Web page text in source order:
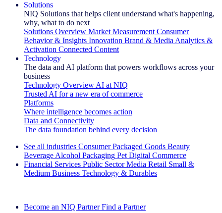
Solutions
NIQ Solutions that helps client understand what's happening,
why, what to do next
Solutions Overview Market Measurement Consumer
Behavior & Insights Innovation Brand & Media Analytics &
Activation Connected Content
Technology
The data and AI platform that powers workflows across your
business
Technology Overview AI at NIQ
Trusted AI for a new era of commerce
Platforms
Where intelligence becomes action
Data and Connectivity
The data foundation behind every decision
See all industries Consumer Packaged Goods Beauty
Beverage Alcohol Packaging Pet Digital Commerce
Financial Services Public Sector Media Retail Small &
Medium Business Technology & Durables
Become an NIQ Partner Find a Partner